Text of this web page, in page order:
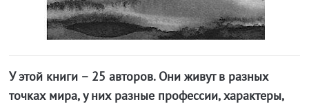
У этой книги – 25 авторов. Они живут в разных
точках мира, у них разные профессии, характеры,